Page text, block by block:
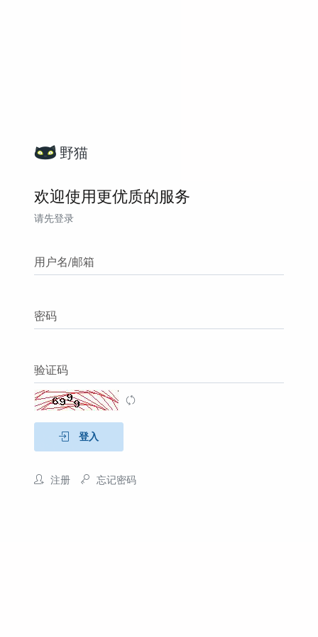
野猫
欢迎使用更优质的服务
请先登录
用户名/邮箱
密码
验证码
登入
注册 忘记密码